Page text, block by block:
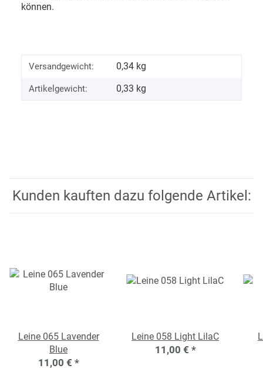
können.
Versandgewicht: 0,34 kg
Artikelgewicht: 0,33 kg
Kunden kauften dazu folgende Artikel:
Leine 065 Lavender
Blue
11,00 € *
Leine 058 Light LilaC
11,00 € *